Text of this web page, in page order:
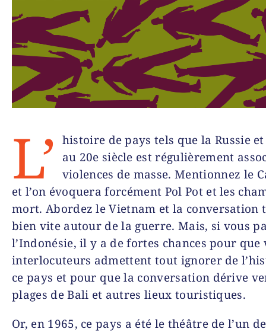
L’
histoire de pays tels que la Russie
au 20e siècle est régulièrement
violences de masse. Mentionnez le
et l’on évoquera forcément Pol Pot et les
mort. Abordez le Vietnam et la conversation
bien vite autour de la guerre. Mais, si vous
l’Indonésie, il y a de fortes chances pour que
interlocuteurs admettent tout ignorer de
ce pays et pour que la conversation dérive
plages de Bali et autres lieux touristiques.
Or, en 1965, ce pays a été le théâtre de l’un